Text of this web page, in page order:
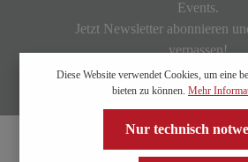
Events.
Jetzt Newsletter abonnieren
verpassen!
Diese Website verwendet Cookies, um eine
bieten zu können. Mehr
Nur technisch